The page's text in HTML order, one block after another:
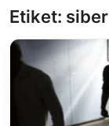
Siyasi Partiler
Yerel Yönetimler
Mülki İdare
Etiket: siber